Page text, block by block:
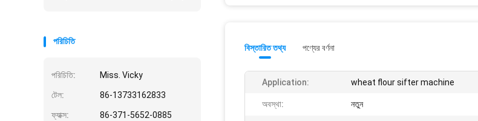
পরিচিতি
পরিচিতি: Miss. Vicky
টেল: 86-13733162833
ফ্যাক্স: 86-371-5652-0885
বিস্তারিত তথ্য পণ্যের বর্ণনা
Application: wheat flour sifter machine
অবস্থা: নতুন